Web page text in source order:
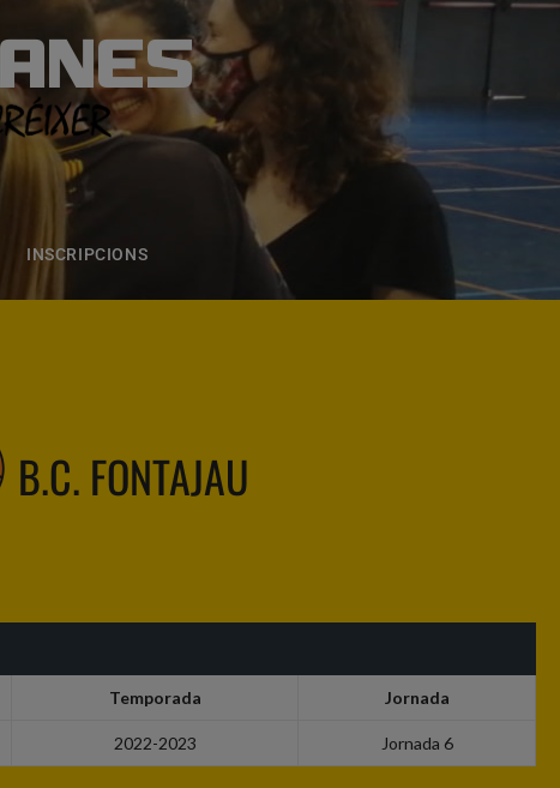
INSCRIPCIONS
B.C. FONTAJAU
Temporada Jornada
2022-2023 Jornada 6